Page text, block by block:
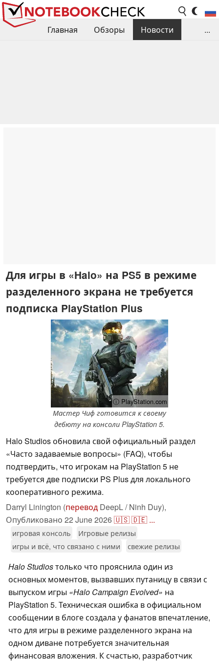
Главная Обзоры
Новости
...
Для игры в «Halo» на PS5 в режиме
разделенного экрана не требуется
подписка PlayStation Plus
ⓘ PlayStation.com
Мастер Чиф готовится к своему
дебюту на консоли PlayStation 5.
Halo Studios обновила свой официальный раздел
«Часто задаваемые вопросы» (FAQ), чтобы
подтвердить, что игрокам на PlayStation 5 не
требуется две подписки PS Plus для локального
кооперативного режима.
Darryl Linington (перевод DeepL / Ninh Duy),
Опубликовано 22 June 2026🇺🇸🇩🇪 ...
игровая консоль
Игровые релизы
игры и всё, что связано с ними
свежие релизы
Halo Studiosтолько что прояснила один из
основных моментов, вызвавших путаницу в связи с
выпуском игры «Halo Campaign Evolved» на
PlayStation 5. Техническая ошибка в официальном
сообщении в блоге создала у фанатов впечатление,
что для игры в режиме разделенного экрана на
одном диване потребуется значительная
финансовая вложения. К счастью, разработчик